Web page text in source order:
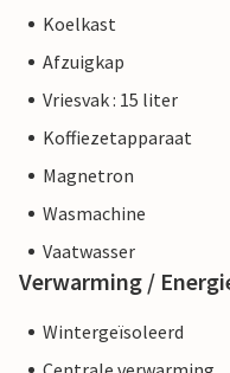
Koelkast
Afzuigkap
Vriesvak : 15 liter
Koffiezetapparaat
Magnetron
Wasmachine
Vaatwasser
Verwarming /
Wintergeïsoleerd